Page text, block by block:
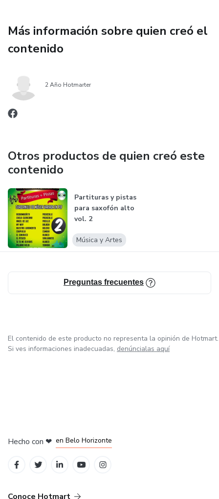
Más información sobre quien creó el
contenido
2 Año Hotmarter
Otros productos de quien creó este
contenido
Partituras y pistas
para saxofón alto
vol. 2
Música y Artes
Preguntas frecuentes
El contenido de este producto no representa la opinión de Hotmart.
Si ves informaciones inadecuadas, denúncialas aquí
Hecho con ❤ en Belo Horizonte
Conoce Hotmart